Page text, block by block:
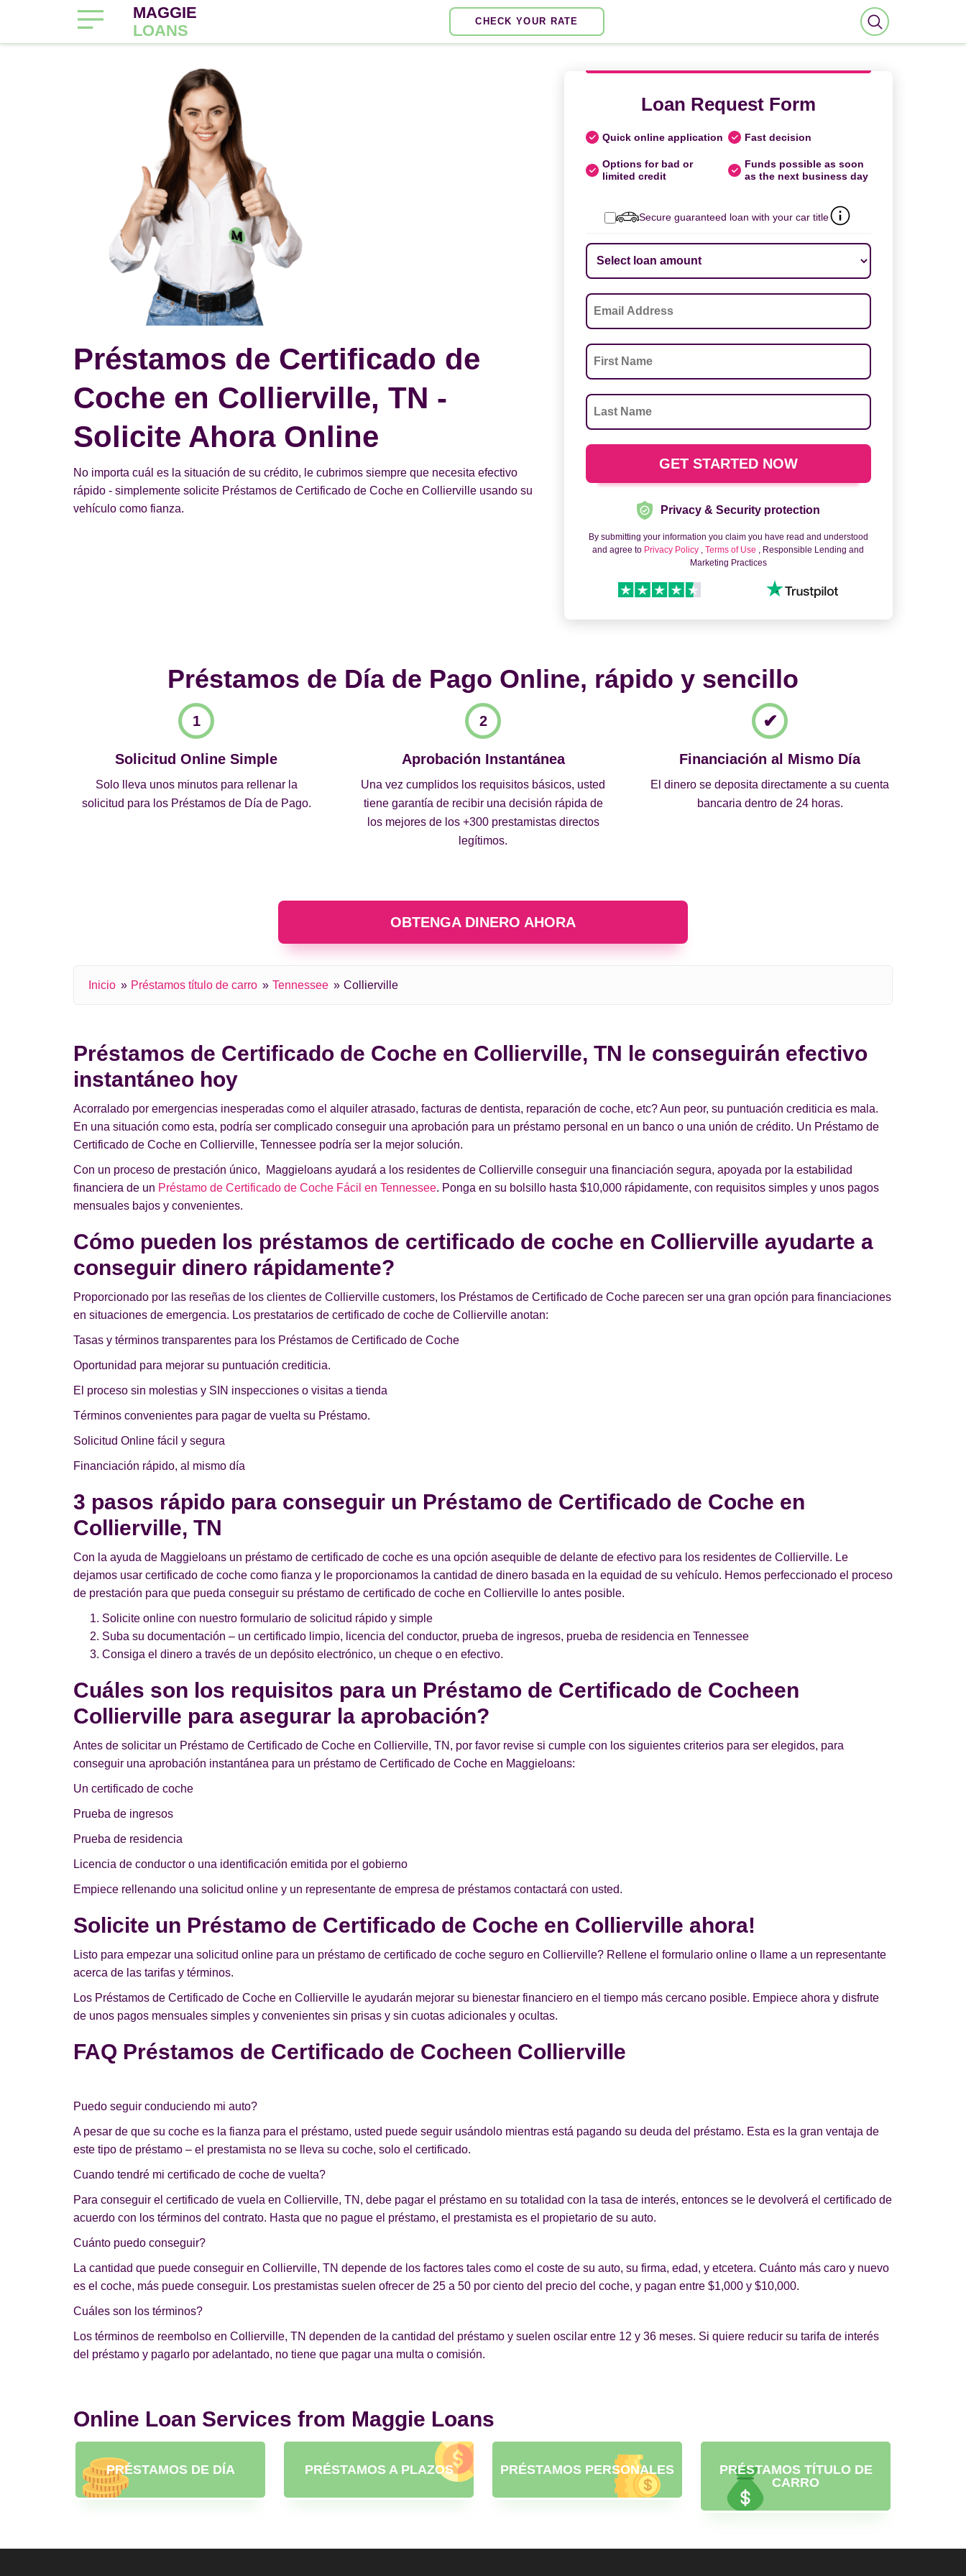
MAGGIE
LOANS
CHECK YOUR RATE
Préstamos de Certificado de
Coche en Collierville, TN -
Solicite Ahora Online
No importa cuál es la situación de su crédito, le cubrimos siempre que necesita efectivo
rápido - simplemente solicite Préstamos de Certificado de Coche en Collierville usando su
vehículo como fianza.
Loan Request Form
Quick online application Fast decision
Options for bad or
limited credit
Funds possible as soon
as the next business day
Secure guaranteed loan with your car title
Privacy & Security protection
By submitting your information you claim you have read and understood
and agree to Privacy Policy ,Terms of Use , Responsible Lending and
Marketing Practices
Préstamos de Día de Pago Online, rápido y sencillo
Solicitud Online Simple
Solo lleva unos minutos para rellenar la
solicitud para los Préstamos de Día de Pago.
Aprobación Instantánea
Una vez cumplidos los requisitos básicos, usted
tiene garantía de recibir una decisión rápida de
los mejores de los +300 prestamistas directos
legítimos.
Financiación al Mismo Día
El dinero se deposita directamente a su cuenta
bancaria dentro de 24 horas.
OBTENGA DINERO AHORA
Inicio Préstamos título de carro Tennessee Collierville
Préstamos de Certificado de Coche en Collierville, TN le conseguirán efectivo
instantáneo hoy
Acorralado por emergencias inesperadas como el alquiler atrasado, facturas de dentista, reparación de coche, etc? Aun peor, su puntuación crediticia es mala.
En una situación como esta, podría ser complicado conseguir una aprobación para un préstamo personal en un banco o una unión de crédito. Un Préstamo de
Certificado de Coche en Collierville, Tennessee podría ser la mejor solución.
Con un proceso de prestación único, Maggieloans ayudará a los residentes de Collierville conseguir una financiación segura, apoyada por la estabilidad
financiera de un Préstamo de Certificado de Coche Fácil en Tennessee. Ponga en su bolsillo hasta $10,000 rápidamente, con requisitos simples y unos pagos
mensuales bajos y convenientes.
Cómo pueden los préstamos de certificado de coche en Collierville ayudarte a
conseguir dinero rápidamente?
Proporcionado por las reseñas de los clientes de Collierville customers, los Préstamos de Certificado de Coche parecen ser una gran opción para financiaciones
en situaciones de emergencia. Los prestatarios de certificado de coche de Collierville anotan:
Tasas y términos transparentes para los Préstamos de Certificado de Coche
Oportunidad para mejorar su puntuación crediticia.
El proceso sin molestias y SIN inspecciones o visitas a tienda
Términos convenientes para pagar de vuelta su Préstamo.
Solicitud Online fácil y segura
Financiación rápido, al mismo día
3 pasos rápido para conseguir un Préstamo de Certificado de Coche en
Collierville, TN
Con la ayuda de Maggieloans un préstamo de certificado de coche es una opción asequible de delante de efectivo para los residentes de Collierville. Le
dejamos usar certificado de coche como fianza y le proporcionamos la cantidad de dinero basada en la equidad de su vehículo. Hemos perfeccionado el proceso
de prestación para que pueda conseguir su préstamo de certificado de coche en Collierville lo antes posible.
Solicite online con nuestro formulario de solicitud rápido y simple
Suba su documentación – un certificado limpio, licencia del conductor, prueba de ingresos, prueba de residencia en Tennessee
Consiga el dinero a través de un depósito electrónico, un cheque o en efectivo.
Cuáles son los requisitos para un Préstamo de Certificado de Cocheen
Collierville para asegurar la aprobación?
Antes de solicitar un Préstamo de Certificado de Coche en Collierville, TN, por favor revise si cumple con los siguientes criterios para ser elegidos, para
conseguir una aprobación instantánea para un préstamo de Certificado de Coche en Maggieloans:
Un certificado de coche
Prueba de ingresos
Prueba de residencia
Licencia de conductor o una identificación emitida por el gobierno
Empiece rellenando una solicitud online y un representante de empresa de préstamos contactará con usted.
Solicite un Préstamo de Certificado de Coche en Collierville ahora!
Listo para empezar una solicitud online para un préstamo de certificado de coche seguro en Collierville? Rellene el formulario online o llame a un representante
acerca de las tarifas y términos.
Los Préstamos de Certificado de Coche en Collierville le ayudarán mejorar su bienestar financiero en el tiempo más cercano posible. Empiece ahora y disfrute
de unos pagos mensuales simples y convenientes sin prisas y sin cuotas adicionales y ocultas.
FAQ Préstamos de Certificado de Cocheen Collierville
Puedo seguir conduciendo mi auto?
A pesar de que su coche es la fianza para el préstamo, usted puede seguir usándolo mientras está pagando su deuda del préstamo. Esta es la gran ventaja de
este tipo de préstamo – el prestamista no se lleva su coche, solo el certificado.
Cuando tendré mi certificado de coche de vuelta?
Para conseguir el certificado de vuela en Collierville, TN, debe pagar el préstamo en su totalidad con la tasa de interés, entonces se le devolverá el certificado de
acuerdo con los términos del contrato. Hasta que no pague el préstamo, el prestamista es el propietario de su auto.
Cuánto puedo conseguir?
La cantidad que puede conseguir en Collierville, TN depende de los factores tales como el coste de su auto, su firma, edad, y etcetera. Cuánto más caro y nuevo
es el coche, más puede conseguir. Los prestamistas suelen ofrecer de 25 a 50 por ciento del precio del coche, y pagan entre $1,000 y $10,000.
Cuáles son los términos?
Los términos de reembolso en Collierville, TN dependen de la cantidad del préstamo y suelen oscilar entre 12 y 36 meses. Si quiere reducir su tarifa de interés
del préstamo y pagarlo por adelantado, no tiene que pagar una multa o comisión.
Online Loan Services from Maggie Loans
PRÉSTAMOS DE DÍA PRÉSTAMOS A PLAZOS PRÉSTAMOS PERSONALES
PRÉSTAMOS TÍTULO DE
CARRO